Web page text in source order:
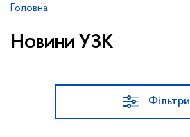
Головна
Новини УЗК
Фільтри